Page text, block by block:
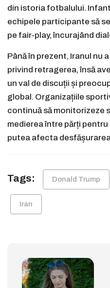
din istoria fotbalului.
echipele participante să
pe fair-play, încurajând
Până în prezent, Iranul nu
privind retragerea, însă
un val de discuții și
global. Organizațiile
continuă să monitorizeze
medierea între părți
putea afecta
Tags: Donald Trump
Iran